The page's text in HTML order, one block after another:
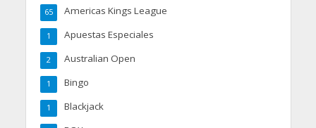
Americas Kings League
65
Apuestas Especiales
1
Australian Open
2
Bingo
1
Blackjack
1